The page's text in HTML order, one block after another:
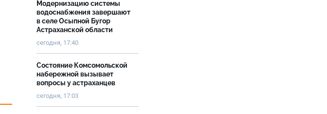
Модернизацию системы
водоснабжения завершают
в селе Осыпной Бугор
Астраханской области
сегодня, 17:40
Состояние Комсомольской
набережной вызывает
вопросы у астраханцев
сегодня, 17:03